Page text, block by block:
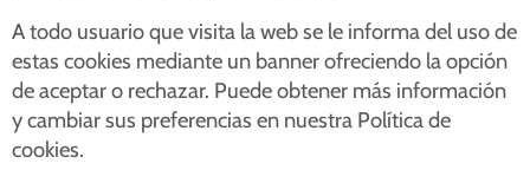
A todo usuario que visita la web se le informa del uso de
estas cookies mediante un banner ofreciendo la opción
de aceptar o rechazar. Puede obtener más información
y cambiar sus preferencias en nuestra Política de
cookies.